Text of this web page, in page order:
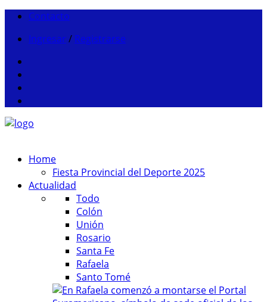
Contacto
Ingresar / Registrarse
Home
Fiesta Provincial del Deporte 2025
Actualidad
Todo
Colón
Unión
Rosario
Santa Fe
Rafaela
Santo Tomé